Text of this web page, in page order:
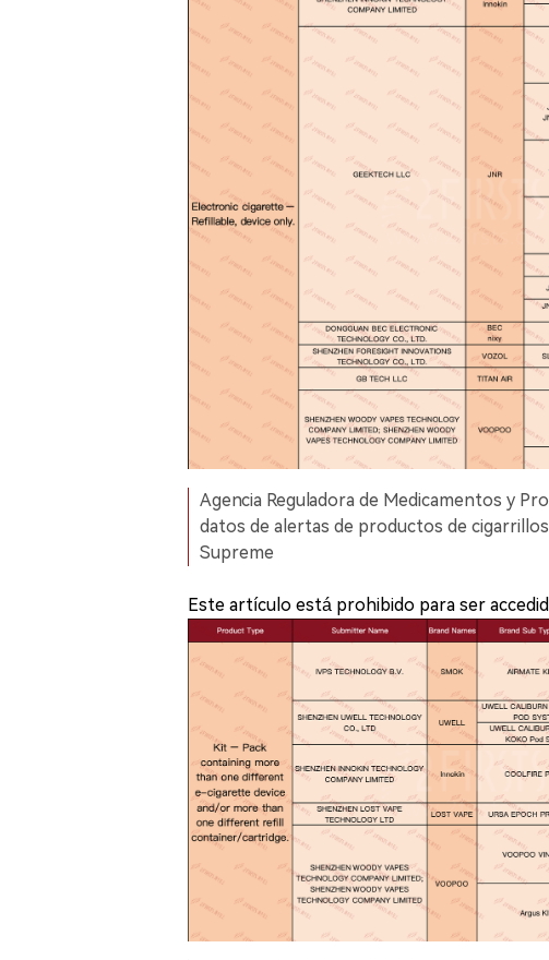
Agencia Reguladora de Medicamentos y
datos de alertas de productos de
Supreme
Este artículo está prohibido para ser